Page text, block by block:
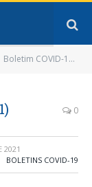
Boletim COVID-19 (20/07/2021)
0
2021
BOLETINS COVID-19